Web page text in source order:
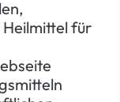
für